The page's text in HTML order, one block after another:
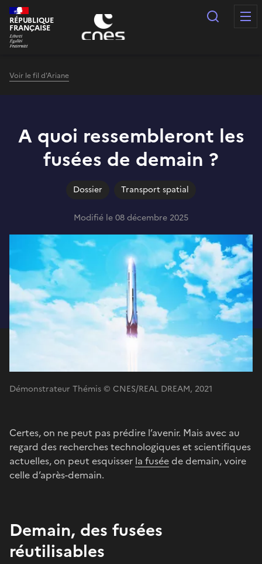
Panneau de gestion des cookies
RÉPUBLIQUE
FRANÇAISE
Voir le fil d'Ariane
A quoi ressembleront les
fusées de demain ?
Dossier Transport spatial
Modifié le 08 décembre 2025
Démonstrateur Thémis © CNES/REAL DREAM, 2021
Certes, on ne peut pas prédire l’avenir. Mais avec au
regard des recherches technologiques et scientifiques
actuelles, on peut esquisser la fuséede demain, voire
celle d’après-demain.
Demain, des fusées
réutilisables